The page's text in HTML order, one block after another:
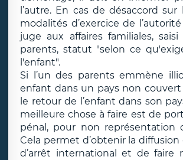
l’autre. En cas de désaccord sur
modalités d’exercice de
juge aux affaires familiales,
parents, statut "selon ce
l'enfant".
Si l’un des parents emmène
enfant dans un pays non
le retour de l’enfant dans son
meilleure chose à faire est de
pénal, pour non représentation
Cela permet d’obtenir la diffusion
d’arrêt international et de faire